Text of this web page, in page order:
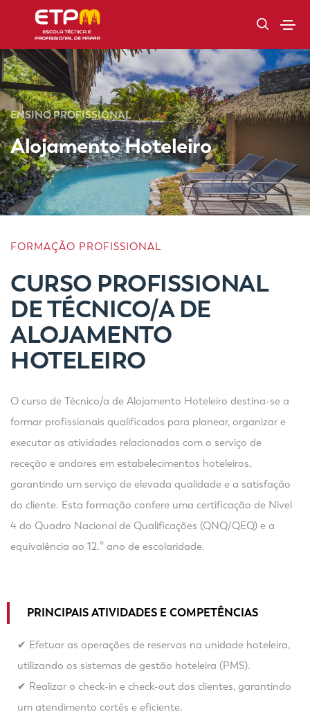
ENSINO PROFISSIONAL
Alojamento Hoteleiro
FORMAÇÃO PROFISSIONAL
CURSO PROFISSIONAL
DE TÉCNICO/A DE
ALOJAMENTO
HOTELEIRO
O curso de Técnico/a de Alojamento Hoteleiro destina-se a
formar profissionais qualificados para planear, organizar e
executar as atividades relacionadas com o serviço de
receção e andares em estabelecimentos hoteleiros,
garantindo um serviço de elevada qualidade e a satisfação
do cliente. Esta formação confere uma certificação de Nível
4 do Quadro Nacional de Qualificações (QNQ/QEQ) e a
equivalência ao 12.º ano de escolaridade.
PRINCIPAIS ATIVIDADES E COMPETÊNCIAS
✔ Efetuar as operações de reservas na unidade hoteleira,
utilizando os sistemas de gestão hoteleira (PMS).
✔ Realizar o check-in e check-out dos clientes, garantindo
um atendimento cortês e eficiente.